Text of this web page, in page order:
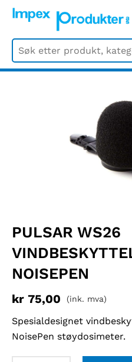
PULSAR WS26
NOISEPEN
kr 75,00 (ink. mva)
Spesialdesignet
NoisePen støydosimeter.